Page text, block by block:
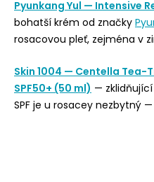
Pyunkang Yul — Intensive
bohatší krém od značky
rosacovou pleť, zejména v
Skin 1004 — Centella Tea-
SPF50+ (50 ml) —
SPF je u rosacey nezbytný